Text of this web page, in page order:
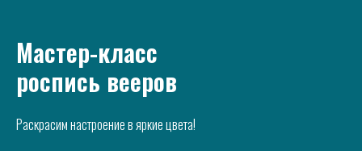
Мастер-класс
роспись вееров
Раскрасим настроение в яркие цвета!